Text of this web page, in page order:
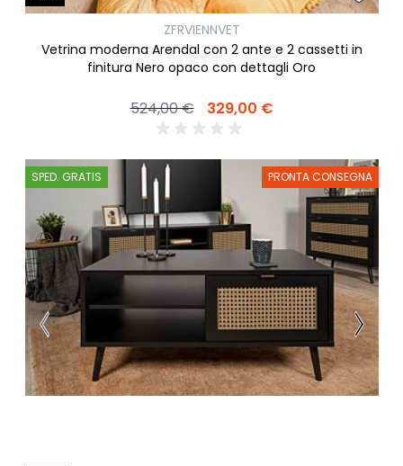
ZFRVIENNVET
Vetrina moderna Arendal con 2 ante e 2 cassetti in
finitura Nero opaco con dettagli Oro
524,00 € 329,00 €
SPED. GRATIS PRONTA CONSEGNA